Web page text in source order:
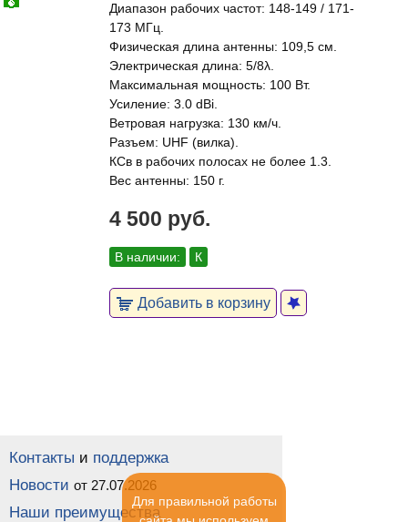
Диапазон рабочих частот: 148-149 / 171-
173 МГц.
Физическая длина антенны: 109,5 см.
Электрическая длина: 5/8λ.
Максимальная мощность: 100 Вт.
Усиление: 3.0 dBi.
Ветровая нагрузка: 130 км/ч.
Разъем: UHF (вилка).
КСв в рабочих полосах не более 1.3.
Вес антенны: 150 г.
4 500 руб.
В наличии: К
Добавить в корзину
Контакты и поддержка
Новости от 27.07.2026
Наши преимущества
Для правильной работы